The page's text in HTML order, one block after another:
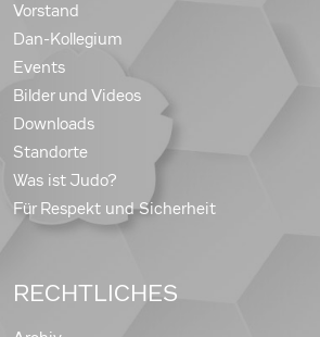
Vorstand
Dan-Kollegium
Events
Bilder und Videos
Downloads
Standorte
Was ist Judo?
Für Respekt und Sicherheit
RECHTLICHES